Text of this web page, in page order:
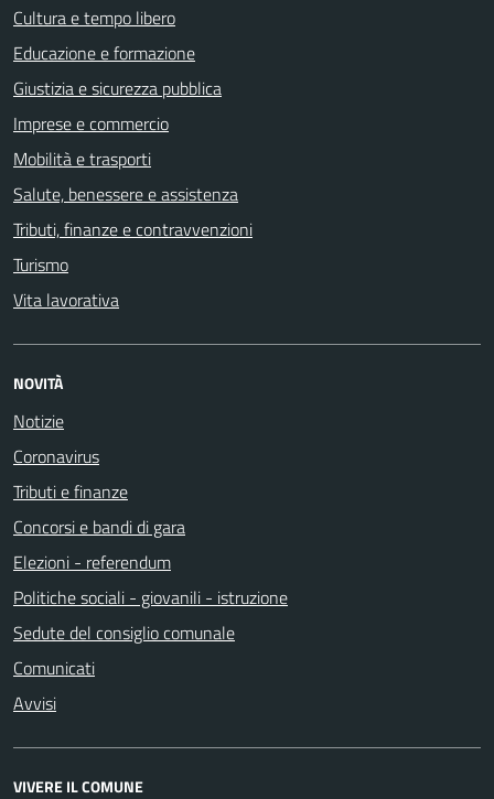
Cultura e tempo libero
Educazione e formazione
Giustizia e sicurezza pubblica
Imprese e commercio
Mobilità e trasporti
Salute, benessere e assistenza
Tributi, finanze e contravvenzioni
Turismo
Vita lavorativa
NOVITÀ
Notizie
Coronavirus
Tributi e finanze
Concorsi e bandi di gara
Elezioni - referendum
Politiche sociali - giovanili - istruzione
Sedute del consiglio comunale
Comunicati
Avvisi
VIVERE IL COMUNE